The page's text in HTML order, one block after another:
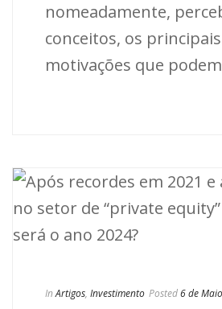
nomeadamente,
conceitos, os
motivações que
In Artigos, Investimento Posted6 de